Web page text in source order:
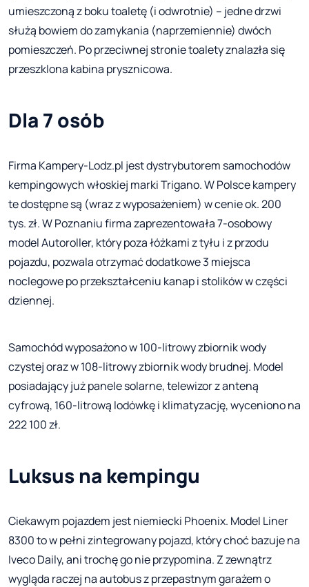
umieszczoną z boku toaletę (i odwrotnie) – jedne drzwi
służą bowiem do zamykania (naprzemiennie) dwóch
pomieszczeń. Po przeciwnej stronie toalety znalazła się
przeszklona kabina prysznicowa.
Dla 7 osób
Firma Kampery-Lodz.pl jest dystrybutorem samochodów
kempingowych włoskiej marki Trigano. W Polsce kampery
te dostępne są (wraz z wyposażeniem) w cenie ok. 200
tys. zł. W Poznaniu firma zaprezentowała 7-osobowy
model Autoroller, który poza łóżkami z tyłu i z przodu
pojazdu, pozwala otrzymać dodatkowe 3 miejsca
noclegowe po przekształceniu kanap i stolików w części
dziennej.
Samochód wyposażono w 100-litrowy zbiornik wody
czystej oraz w 108-litrowy zbiornik wody brudnej. Model
posiadający już panele solarne, telewizor z anteną
cyfrową, 160-litrową lodówkę i klimatyzację, wyceniono na
222 100 zł.
Luksus na kempingu
Ciekawym pojazdem jest niemiecki Phoenix. Model Liner
8300 to w pełni zintegrowany pojazd, który choć bazuje na
Iveco Daily, ani trochę go nie przypomina. Z zewnątrz
wygląda raczej na autobus z przepastnym garażem o